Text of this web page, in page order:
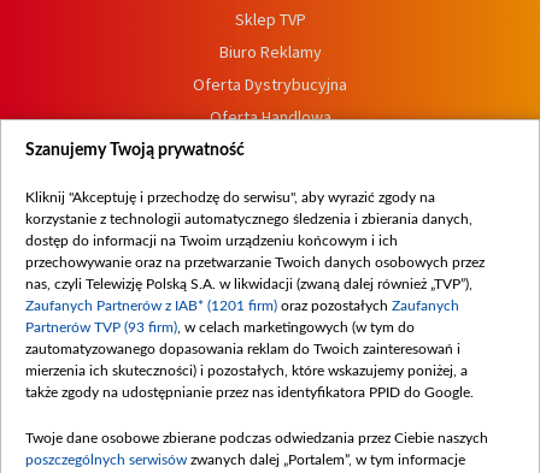
Sklep TVP
Biuro Reklamy
Oferta Dystrybucyjna
Oferta Handlowa
Dostępność
Procedura zgłoszeń wewnętrznych
Szanujemy Twoją prywatność
Kliknij "Akceptuję i przechodzę do serwisu", aby wyrazić zgody na
korzystanie z technologii automatycznego śledzenia i zbierania danych,
dostęp do informacji na Twoim urządzeniu końcowym i ich
przechowywanie oraz na przetwarzanie Twoich danych osobowych przez
nas, czyli Telewizję Polską S.A. w likwidacji (zwaną dalej również „TVP”),
Zaufanych Partnerów z IAB* (1201 firm) oraz pozostałych Zaufanych
Partnerów TVP (93 firm) , w celach marketingowych (w tym do
zautomatyzowanego dopasowania reklam do Twoich zainteresowań i
mierzenia ich skuteczności) i pozostałych, które wskazujemy poniżej, a
także zgody na udostępnianie przez nas identyfikatora PPID do Google.
Twoje dane osobowe zbierane podczas odwiedzania przez Ciebie naszych
poszczególnych serwisów zwanych dalej „Portalem”, w tym informacje